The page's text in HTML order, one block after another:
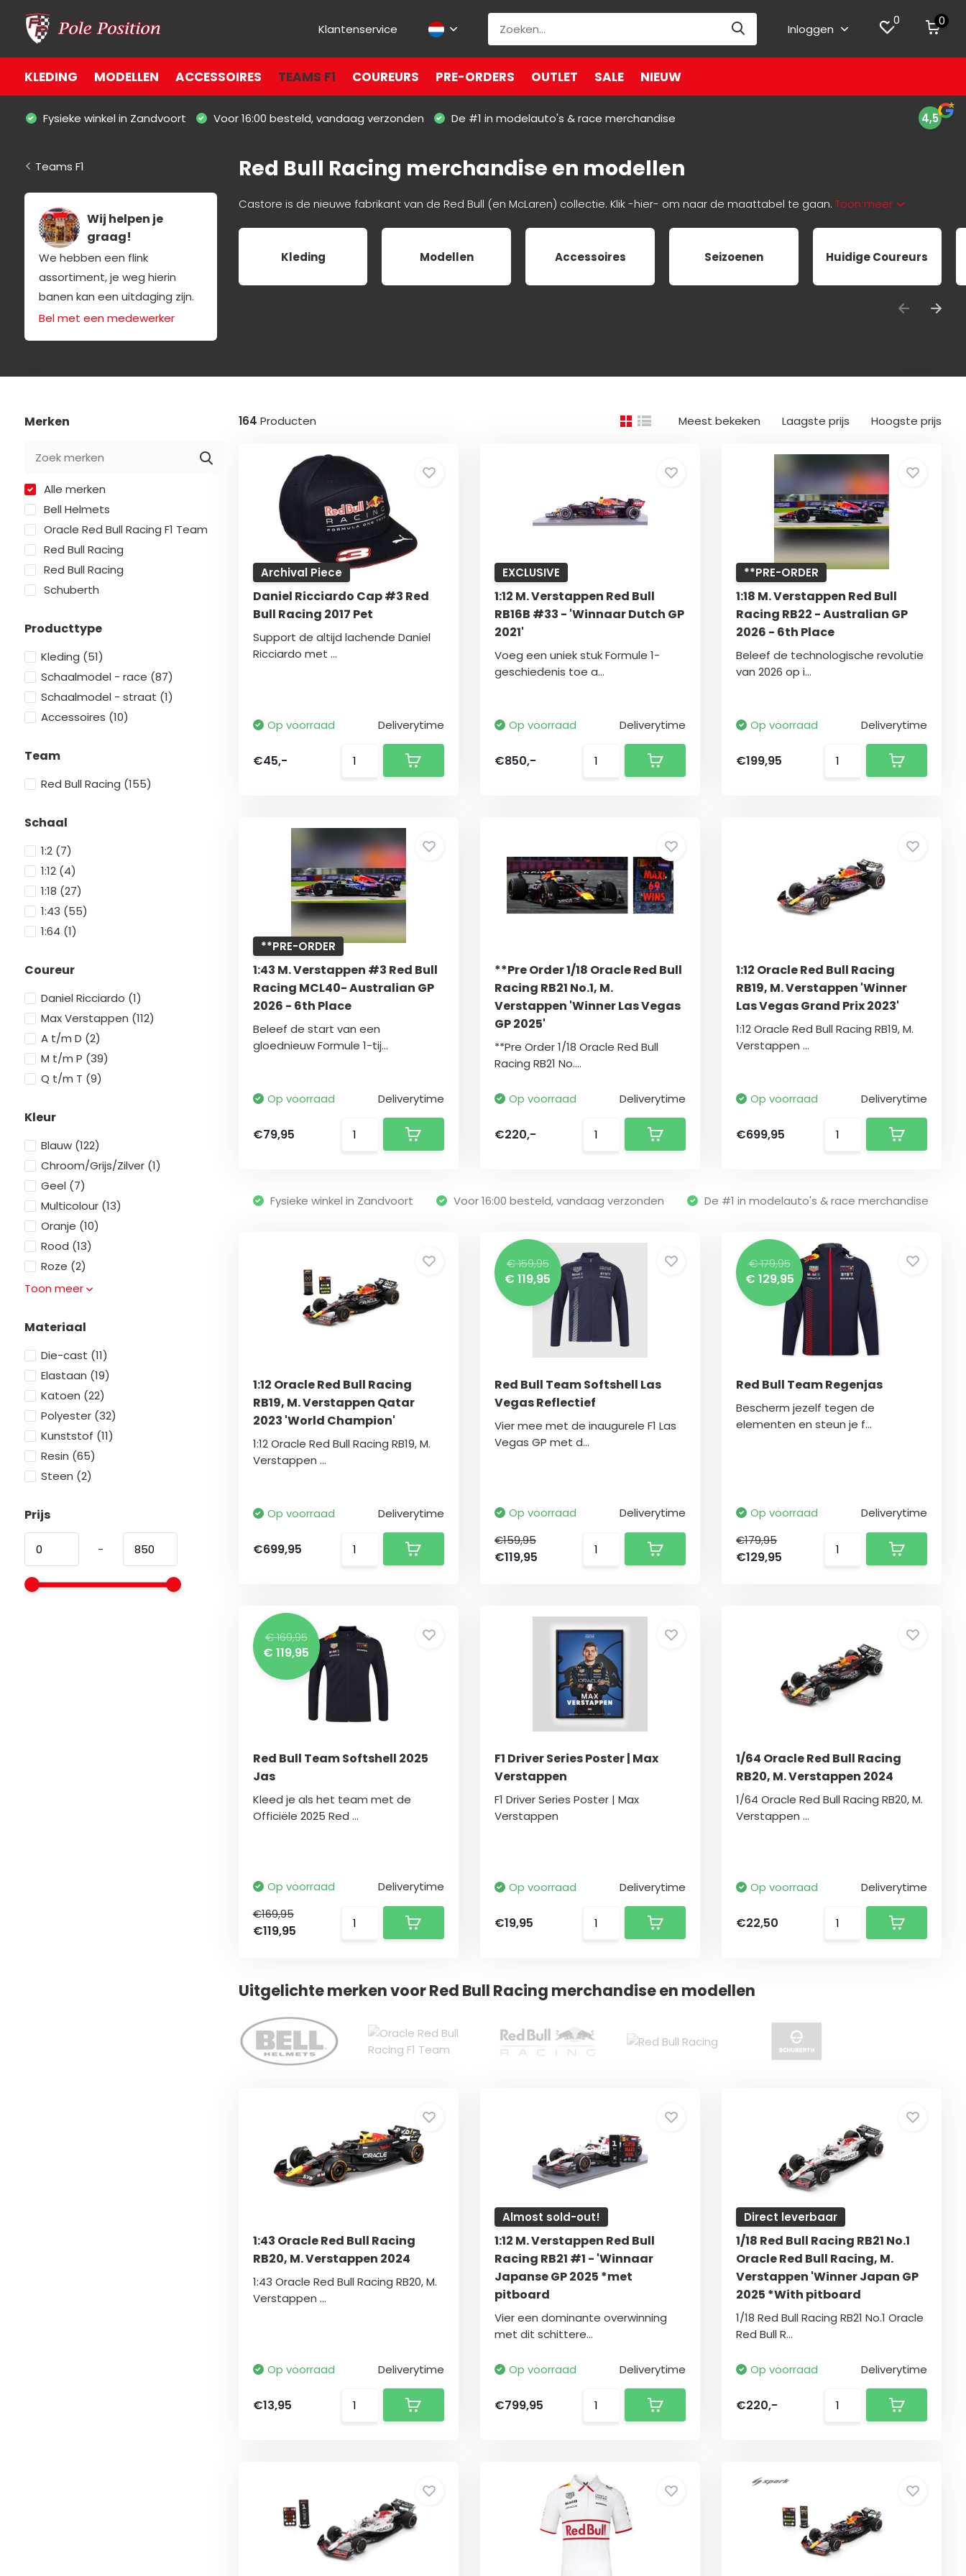
Klantenservice Inloggen
0 0
KLEDING MODELLEN ACCESSOIRES TEAMS F1 COUREURS PRE-ORDERS OUTLET SALE NIEUW
Fysieke winkel in Zandvoort Voor 16:00 besteld, vandaag verzonden De #1 in modelauto's & race merchandise 4,5
Teams F1
Wij helpen je
graag!
We hebben een flink
assortiment, je weg hierin
banen kan een uitdaging zijn.
Bel met een medewerker
Red Bull Racing merchandise en modellen
Castore is de nieuwe fabrikant van de Red Bull (en McLaren) collectie. Klik -hier- om naar de maattabel te gaan. Toon meer
Kleding Modellen Accessoires Seizoenen Huidige Coureurs
Merken
Alle merken
Bell Helmets
Oracle Red Bull Racing F1 Team
Red Bull Racing
Red Bull Racing
Schuberth
Producttype
Kleding (51)
Schaalmodel - race (87)
Schaalmodel - straat (1)
Accessoires (10)
Team
Red Bull Racing (155)
Schaal
1:2 (7)
1:12 (4)
1:18 (27)
1:43 (55)
1:64 (1)
Coureur
Daniel Ricciardo (1)
Max Verstappen (112)
A t/m D (2)
M t/m P (39)
Q t/m T (9)
Kleur
Blauw (122)
Chroom/Grijs/Zilver (1)
Geel (7)
Multicolour (13)
Oranje (10)
Rood (13)
Roze (2)
Toon meer
Materiaal
Die-cast (11)
Elastaan (19)
Katoen (22)
Polyester (32)
Kunststof (11)
Resin (65)
Steen (2)
Prijs
-
164 Producten Meest bekeken Laagste prijs Hoogste prijs
Archival Piece
Daniel Ricciardo Cap #3 Red
Bull Racing 2017 Pet
Support de altijd lachende Daniel
Ricciardo met ...
Op voorraad Deliverytime
€45,-
EXCLUSIVE
1:12 M. Verstappen Red Bull
RB16B #33 - 'Winnaar Dutch GP
2021'
Voeg een uniek stuk Formule 1-
geschiedenis toe a...
Op voorraad Deliverytime
€850,-
**PRE-ORDER
1:18 M. Verstappen Red Bull
Racing RB22 - Australian GP
2026 - 6th Place
Beleef de technologische revolutie
van 2026 op i...
Op voorraad Deliverytime
€199,95
**PRE-ORDER
1:43 M. Verstappen #3 Red Bull
Racing MCL40- Australian GP
2026 - 6th Place
Beleef de start van een
gloednieuw Formule 1-tij...
Op voorraad Deliverytime
€79,95
**Pre Order 1/18 Oracle Red Bull
Racing RB21 No.1, M.
Verstappen 'Winner Las Vegas
GP 2025'
**Pre Order 1/18 Oracle Red Bull
Racing RB21 No....
Op voorraad Deliverytime
€220,-
1:12 Oracle Red Bull Racing
RB19, M. Verstappen 'Winner
Las Vegas Grand Prix 2023'
1:12 Oracle Red Bull Racing RB19, M.
Verstappen ...
Op voorraad Deliverytime
€699,95
Fysieke winkel in Zandvoort Voor 16:00 besteld, vandaag verzonden De #1 in modelauto's & race merchandise
1:12 Oracle Red Bull Racing
RB19, M. Verstappen Qatar
2023 'World Champion'
1:12 Oracle Red Bull Racing RB19, M.
Verstappen ...
Op voorraad Deliverytime
€699,95
€ 159,95
€ 119,95
Red Bull Team Softshell Las
Vegas Reflectief
Vier mee met de inaugurele F1 Las
Vegas GP met d...
Op voorraad
Deliverytime
€159,95
€119,95
€ 179,95
€ 129,95
Red Bull Team Regenjas
Bescherm jezelf tegen de
elementen en steun je f...
Op voorraad
Deliverytime
€179,95
€129,95
€ 169,95
€ 119,95
Red Bull Team Softshell 2025
Jas
Kleed je als het team met de
Officiële 2025 Red ...
Op voorraad
Deliverytime
€169,95
€119,95
F1 Driver Series Poster | Max
Verstappen
F1 Driver Series Poster | Max
Verstappen
Op voorraad Deliverytime
€19,95
1/64 Oracle Red Bull Racing
RB20, M. Verstappen 2024
1/64 Oracle Red Bull Racing RB20, M.
Verstappen ...
Op voorraad Deliverytime
€22,50
Uitgelichte merken voor Red Bull Racing merchandise en modellen
1:43 Oracle Red Bull Racing
RB20, M. Verstappen 2024
1:43 Oracle Red Bull Racing RB20, M.
Verstappen ...
Op voorraad Deliverytime
€13,95
Almost sold-out!
1:12 M. Verstappen Red Bull
Racing RB21 #1 - 'Winnaar
Japanse GP 2025 *met
pitboard
Vier een dominante overwinning
met dit schittere...
Op voorraad Deliverytime
€799,95
Direct leverbaar
1/18 Red Bull Racing RB21 No.1
Oracle Red Bull Racing, M.
Verstappen 'Winner Japan GP
2025 *With pitboard
1/18 Red Bull Racing RB21 No.1 Oracle
Red Bull R...
Op voorraad Deliverytime
€220,-